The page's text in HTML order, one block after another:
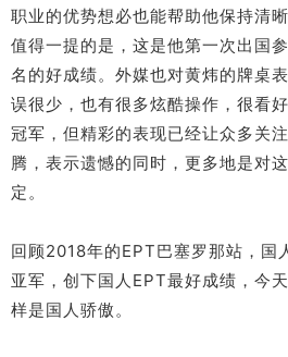
职业的优势想必也能帮助他保持清
值得一提的是，这是他第一次出国
名的好成绩。外媒也对黄炜的牌桌
误很少，也有很多炫酷操作，很看
冠军，但精彩的表现已经让众多关
腾，表示遗憾的同时，更多地是对
定。
回顾2018年的EPT巴塞罗那站，国
亚军，创下国人EPT最好成绩，今
样是国人骄傲。